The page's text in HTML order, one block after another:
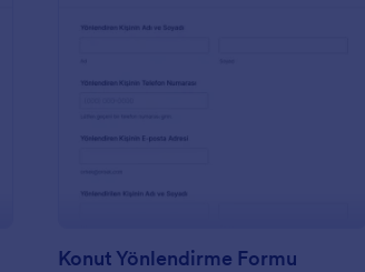
Konut Yönlendirme Formu